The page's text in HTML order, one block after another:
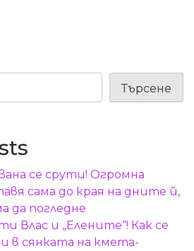
Търсене
се срути! Огромна
сама до края на дните й,
да погледне
Влас и „Елените“! Как се
в сянката на кмета-